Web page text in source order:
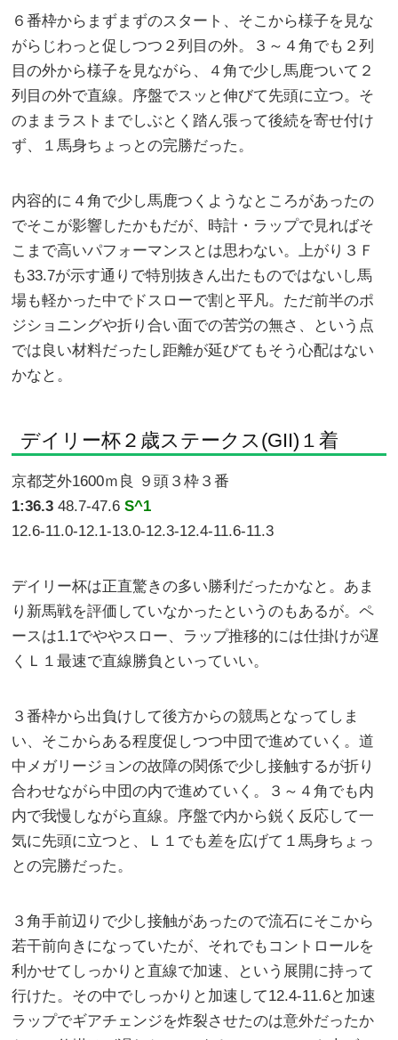
６番枠からまずまずのスタート、そこから様子を見な
がらじわっと促しつつ２列目の外。３～４角でも２列
目の外から様子を見ながら、４角で少し馬鹿ついて２
列目の外で直線。序盤でスッと伸びて先頭に立つ。そ
のままラストまでしぶとく踏ん張って後続を寄せ付け
ず、１馬身ちょっとの完勝だった。
内容的に４角で少し馬鹿つくようなところがあったの
でそこが影響したかもだが、時計・ラップで見ればそ
こまで高いパフォーマンスとは思わない。上がり３Ｆ
も33.7が示す通りで特別抜きん出たものではないし馬
場も軽かった中でドスローで割と平凡。ただ前半のポ
ジショニングや折り合い面での苦労の無さ、という点
では良い材料だったし距離が延びてもそう心配はない
かなと。
デイリー杯２歳ステークス(GII)１着
京都芝外1600ｍ良 ９頭３枠３番
1:36.3 48.7-47.6S^1
12.6-11.0-12.1-13.0-12.3-12.4-11.6-11.3
デイリー杯は正直驚きの多い勝利だったかなと。あま
り新馬戦を評価していなかったというのもあるが。ペ
ースは1.1でややスロー、ラップ推移的には仕掛けが遅
くＬ１最速で直線勝負といっていい。
３番枠から出負けして後方からの競馬となってしま
い、そこからある程度促しつつ中団で進めていく。道
中メガリージョンの故障の関係で少し接触するが折り
合わせながら中団の内で進めていく。３～４角でも内
内で我慢しながら直線。序盤で内から鋭く反応して一
気に先頭に立つと、Ｌ１でも差を広げて１馬身ちょっ
との完勝だった。
３角手前辺りで少し接触があったので流石にそこから
若干前向きになっていたが、それでもコントロールを
利かせてしっかりと直線で加速、という展開に持って
行けた。その中でしっかりと加速して12.4-11.6と加速
ラップでギアチェンジを炸裂させたのは意外だったか